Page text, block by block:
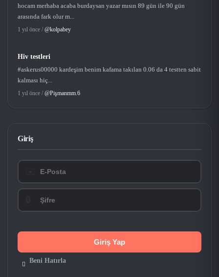
hocam merhaba acaba burdaysan yazar mısın 89 gün ile 90 gün
arasında fark olur m...
1 yıl önce / @kolpabey
Hiv testleri
#askerus00000 kardeşim benim kafama takılan 0.06 da 4 testten sabit
kalması hiç...
1 yıl önce / @Pişmanmm.6
Giriş
Beni Hatırla